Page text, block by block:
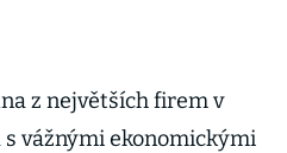
z největších firem v
vážnými ekonomickými